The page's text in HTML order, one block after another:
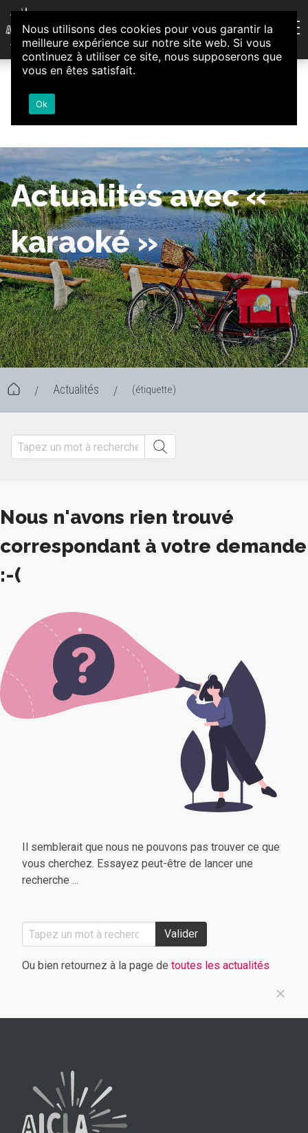
Aller au contenu
Association d'Animation et d'Initiatives Citoyennes
Loire-Authion
Actualités avec «
karaoké »
/ Actualités / (étiquette)
Nous n'avons rien trouvé
correspondant à votre demande
:-(
Il semblerait que nous ne pouvons pas trouver ce que
vous cherchez. Essayez peut-être de lancer une
recherche ...
Valider
Ou bien retournez à la page de toutes les actualités
Nous utilisons des cookies pour vous garantir la
meilleure expérience sur notre site web. Si vous
continuez à utiliser ce site, nous supposerons que
vous en êtes satisfait.
Ok